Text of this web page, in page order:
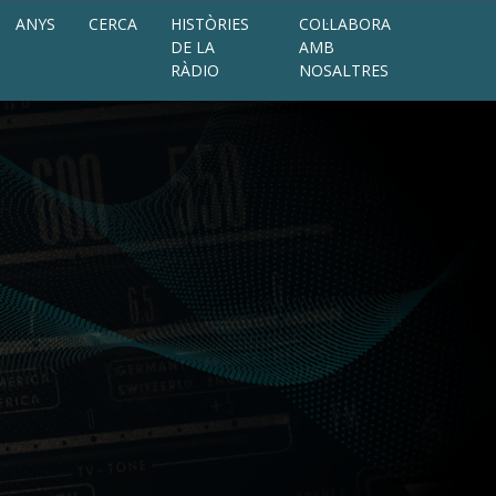
ANYS CERCA
HISTÒRIES
DE LA
RÀDIO
COL·LABORA
AMB
NOSALTRES